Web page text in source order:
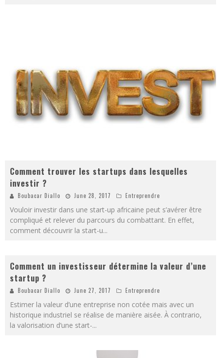
Comment trouver les startups dans lesquelles
investir ?
Boubacar Diallo June 28, 2017 Entreprendre
Vouloir investir dans une start-up africaine peut s’avérer être
compliqué et relever du parcours du combattant. En effet,
comment découvrir la start-u...
Comment un investisseur détermine la valeur d’une
startup ?
Boubacar Diallo June 27, 2017 Entreprendre
Estimer la valeur d’une entreprise non cotée mais avec un
historique industriel se réalise de manière aisée. À contrario,
la valorisation d’une start-...